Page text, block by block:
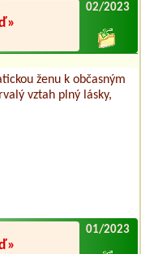
02/2023
ženu k občasným
vztah plný lásky,
01/2023